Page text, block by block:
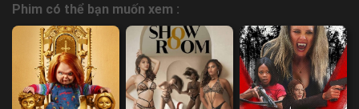
Phim có thể bạn muốn xem :